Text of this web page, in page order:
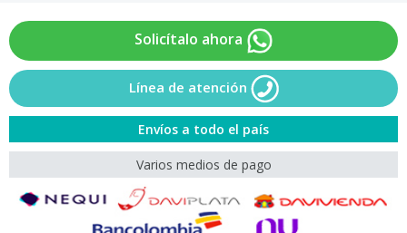
Solicítalo ahora
Línea de atención
Envíos a todo el país
Varios medios de pago